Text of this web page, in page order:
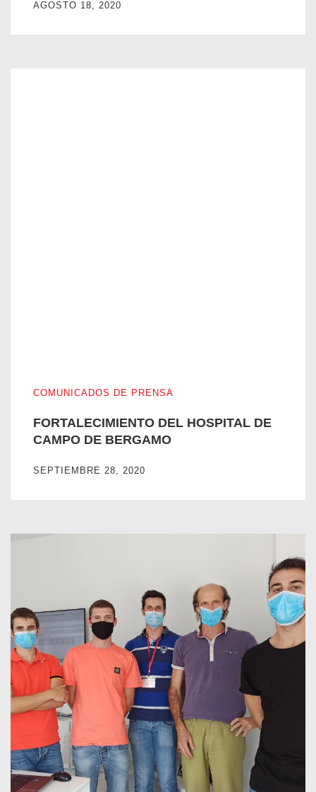
AGOSTO 18, 2020
COMUNICADOS DE PRENSA
FORTALECIMIENTO DEL HOSPITAL DE
CAMPO DE BERGAMO
SEPTIEMBRE 28, 2020